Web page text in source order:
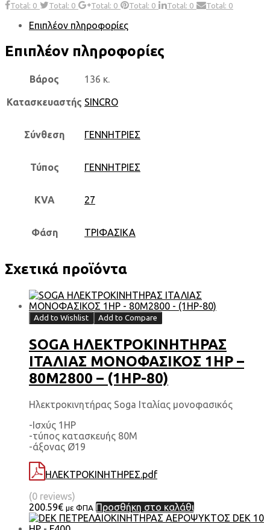
Total: 0 Total: 0 Total: 0 Total: 0 Total: 0 Total: 0
Επιπλέον πληροφορίες
Επιπλέον πληροφορίες
Βάρος 136 κ.
Κατασκευαστής SINCRO
Σύνθεση ΓΕΝΝΗΤΡΙΕΣ
Τύπος ΓΕΝΝΗΤΡΙΕΣ
KVA 27
Φάση ΤΡΙΦΑΣΙΚΑ
Σχετικά προϊόντα
Add to Wishlist Add to Compare
SOGA ΗΛΕΚΤΡΟΚΙΝΗΤΗΡΑΣ
ΙΤΑΛΙΑΣ ΜΟΝΟΦΑΣΙΚΟΣ 1HP –
80M2800 – (1HP-80)
Ηλεκτροκινητήρας Soga Ιταλίας μονοφασικός
-Ισχύς 1HP
-τύπος κατασκευής 80Μ
-άξονας Ø19
ΗΛΕΚΤΡΟΚΙΝΗΤΗΡΕΣ.pdf
(0 reviews)
200.59€ με ΦΠΑ Προσθήκη στο καλάθι